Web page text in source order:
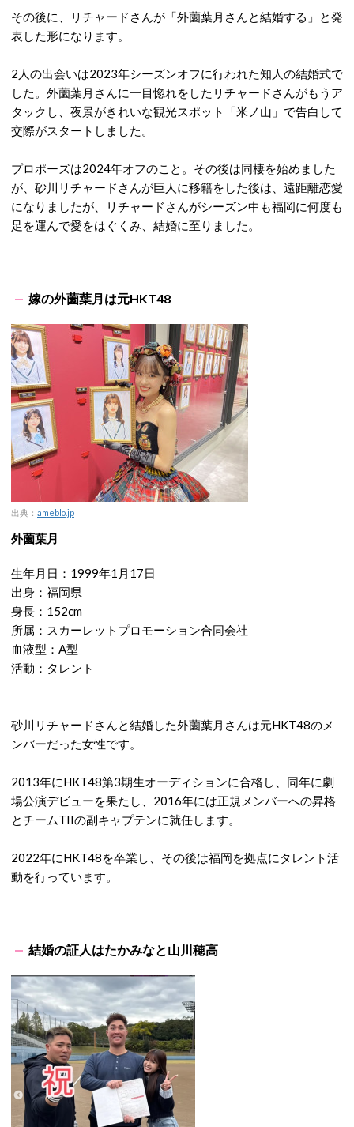
その後に、リチャードさんが「外薗葉月さんと結婚する」と発
表した形になります。
2人の出会いは2023年シーズンオフに行われた知人の結婚式で
した。外薗葉月さんに一目惚れをしたリチャードさんがもうア
タックし、夜景がきれいな観光スポット「米ノ山」で告白して
交際がスタートしました。
プロポーズは2024年オフのこと。その後は同棲を始めました
が、砂川リチャードさんが巨人に移籍をした後は、遠距離恋愛
になりましたが、リチャードさんがシーズン中も福岡に何度も
足を運んで愛をはぐくみ、結婚に至りました。
嫁の外薗葉月は元HKT48
出典： ameblo.jp
外薗葉月
生年月日：1999年1月17日
出身：福岡県
身長：152cm
所属：スカーレットプロモーション合同会社
血液型：A型
活動：タレント
砂川リチャードさんと結婚した外薗葉月さんは元HKT48のメ
ンバーだった女性です。
2013年にHKT48第3期生オーディションに合格し、同年に劇
場公演デビューを果たし、2016年には正規メンバーへの昇格
とチームTIIの副キャプテンに就任します。
2022年にHKT48を卒業し、その後は福岡を拠点にタレント活
動を行っています。
結婚の証人はたかみなと山川穂高